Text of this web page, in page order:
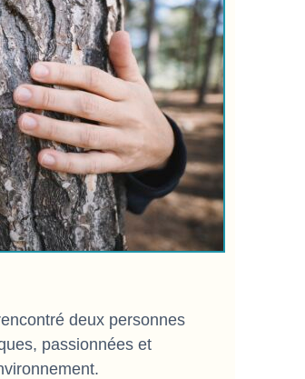
deux personnes
passionnées et